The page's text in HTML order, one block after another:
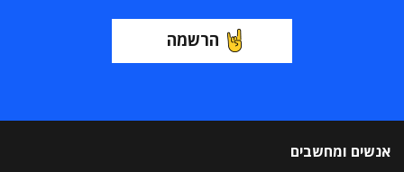
הרשמה
אנשים ומחשבים